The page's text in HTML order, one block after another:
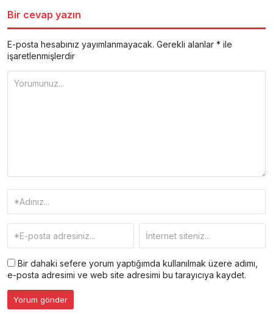
Bir cevap yazın
E-posta hesabınız yayımlanmayacak. Gerekli alanlar * ile
işaretlenmişlerdir
Bir dahaki sefere yorum yaptığımda kullanılmak üzere adımı,
e-posta adresimi ve web site adresimi bu tarayıcıya kaydet.